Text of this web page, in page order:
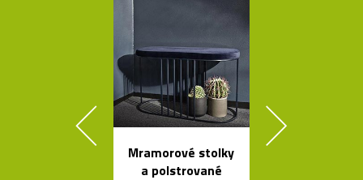
Mramorové stolky
a polstrované